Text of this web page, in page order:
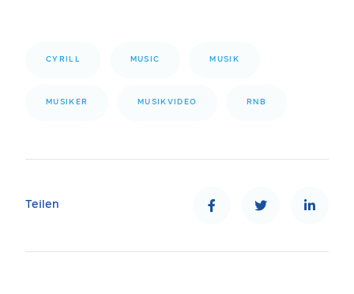
CYRILL MUSIC MUSIK
MUSIKER MUSIKVIDEO RNB
Teilen